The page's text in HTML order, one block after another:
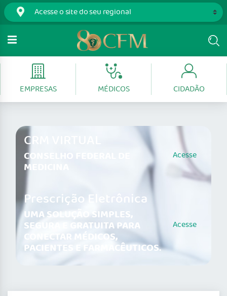
EMPRESAS MÉDICOS CIDADÃO
CRM VIRTUAL
CONSELHO FEDERAL DE
MEDICINA
Acesse
Prescrição Eletrônica
UMA SOLUÇÃO SIMPLES,
SEGURA E GRATUITA PARA
CONECTAR MÉDICOS,
PACIENTES E FARMACÊUTICOS.
Acesse